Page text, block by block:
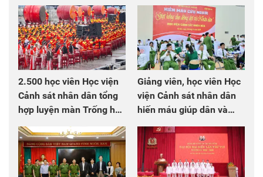
2.500 học viên Học viện
Cảnh sát nhân dân tổng
hợp luyện màn Trống hội
chào mừng Đại hội Đảng
Giảng viên, học viên Học
viện Cảnh sát nhân dân
hiến máu giúp dân và
đồng đội